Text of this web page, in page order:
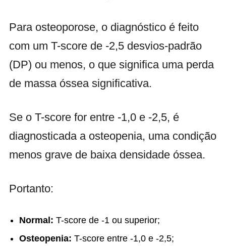
Para osteoporose, o diagnóstico é feito
com um T-score de -2,5 desvios-padrão
(DP) ou menos, o que significa uma perda
de massa óssea significativa.
Se o T-score for entre -1,0 e -2,5, é
diagnosticada a osteopenia, uma condição
menos grave de baixa densidade óssea.
Portanto:
Normal: T-score de -1 ou superior;
Osteopenia: T-score entre -1,0 e -2,5;